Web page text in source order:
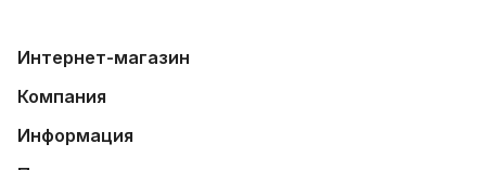
Интернет-магазин
Компания
Информация